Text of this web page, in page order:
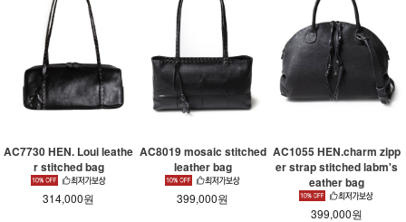
AC7730 HEN. Loui leathe
r stitched bag
314,000원
AC8019 mosaic stitched
leather bag
399,000원
AC1055 HEN.charm zipp
er strap stitched labm's
eather bag
399,000원